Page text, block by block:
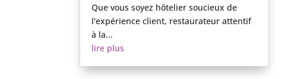
Que vous soyez hôtelier soucieux de
l'expérience client, restaurateur attentif
à la...
lire plus